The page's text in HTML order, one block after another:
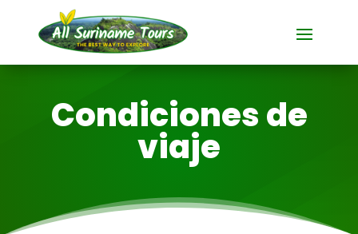
Condiciones de
viaje